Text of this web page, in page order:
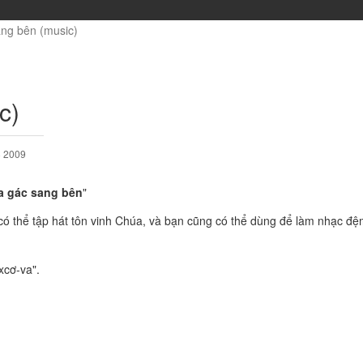
bên (music)
2009
gác sang bên"
thể tập hát tôn vinh Chúa, và bạn cũng có thể dùng để làm nhạc
va".